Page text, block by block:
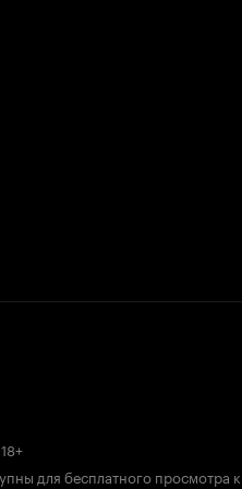
18+
для бесплатного просмотра